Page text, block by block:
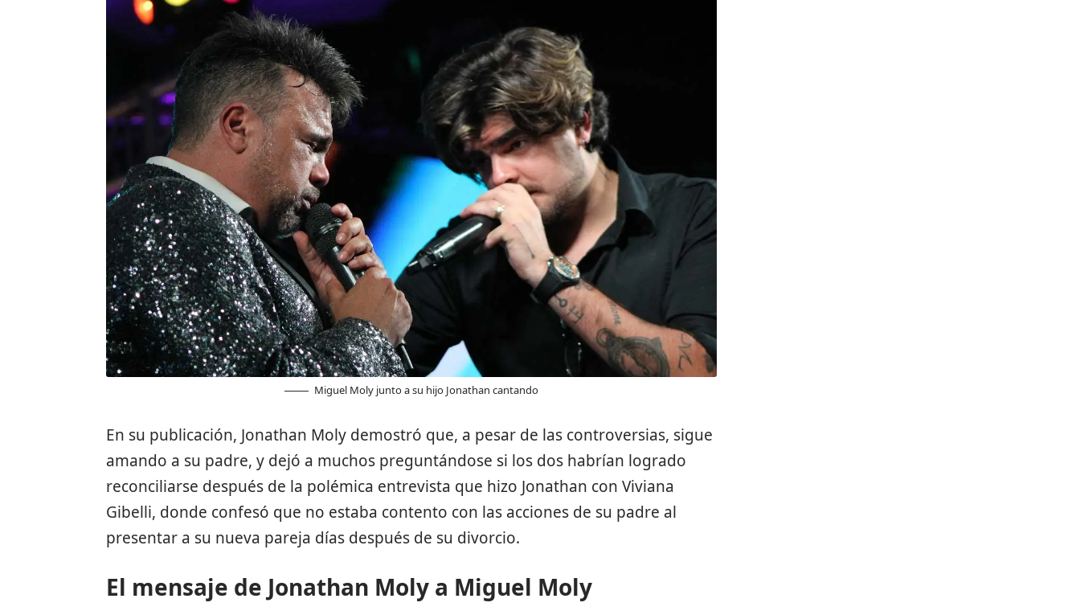
Miguel Moly junto a su hijo Jonathan cantando
En su publicación, Jonathan Moly demostró que, a pesar de las controversias, sigue
amando a su padre, y dejó a muchos preguntándose si los dos habrían logrado
reconciliarse después de la polémica entrevista que hizo Jonathan con Viviana
Gibelli, donde confesó que no estaba contento con las acciones de su padre al
presentar a su nueva pareja días después de su divorcio.
El mensaje de Jonathan Moly a Miguel Moly